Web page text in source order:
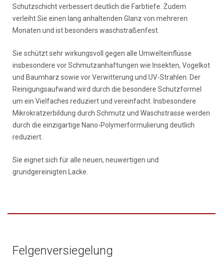
Schutzschicht verbessert deutlich die Farbtiefe. Zudem
verleiht Sie einen lang anhaltenden Glanz von mehreren
Monaten und ist besonders waschstraßenfest.
Sie schützt sehr wirkungsvoll gegen alle Umwelteinflüsse
insbesondere vor Schmutzanhaftungen wie Insekten, Vogelkot
und Baumharz sowie vor Verwitterung und UV-Strahlen. Der
Reinigungsaufwand wird durch die besondere Schutzformel
um ein Vielfaches reduziert und vereinfacht. Insbesondere
Mikrokratzerbildung durch Schmutz und Waschstrasse werden
durch die einzigartige Nano-Polymerformulierung deutlich
reduziert.
Sie eignet sich für alle neuen, neuwertigen und
grundgereinigten Lacke.
Felgenversiegelung